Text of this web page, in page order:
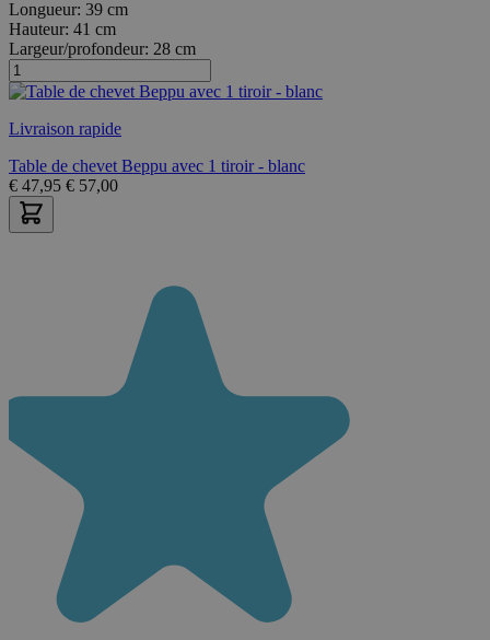
Longueur: 39 cm
Hauteur: 41 cm
Largeur/profondeur: 28 cm
Livraison rapide
Table de chevet Beppu avec 1 tiroir - blanc
€ 47,95 € 57,00